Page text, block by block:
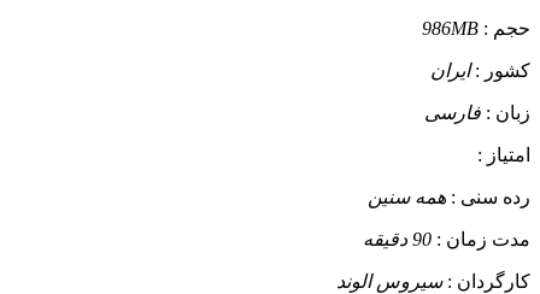
حجم : 986MB
کشور :ایران
زبان : فارسی
امتیاز :
رده سنی : همه سنین
مدت زمان : 90 دقیقه
کارگردان :سیروس الوند